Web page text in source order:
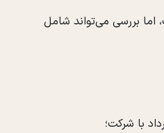
اما بررسی می‌تواند شامل
با شرکت؛